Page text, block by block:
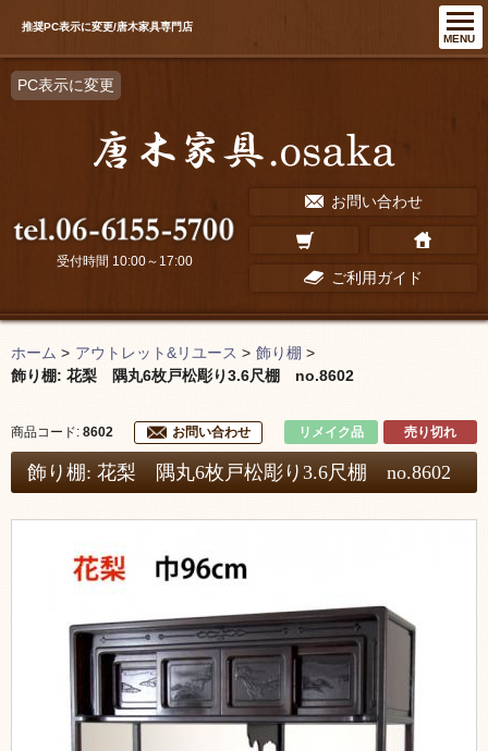
MENU
推奨PC表示に変更/唐木家具専門店
PC表示に変更
お問い合わせ
ご利用ガイド
受付時間 10:00～17:00
ホーム > アウトレット&リユース > 飾り棚 >
飾り棚: 花梨 隅丸6枚戸松彫り3.6尺棚 no.8602
商品コード: 8602 お問い合わせ リメイク品 売り切れ
飾り棚: 花梨 隅丸6枚戸松彫り3.6尺棚 no.8602